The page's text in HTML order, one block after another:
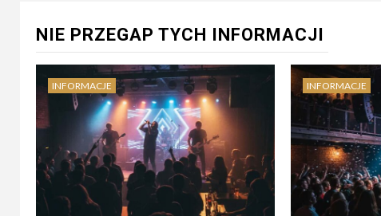
NIE PRZEGAP TYCH INFORMACJI
INFORMACJE INFORMACJE